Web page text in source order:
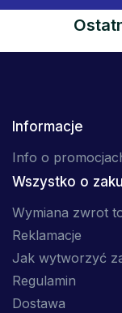
Informacje
Info o
Wszystko o
Wymiana zwrot
Reklamacje
Jak wytworzyć
Regulamin
Dostawa